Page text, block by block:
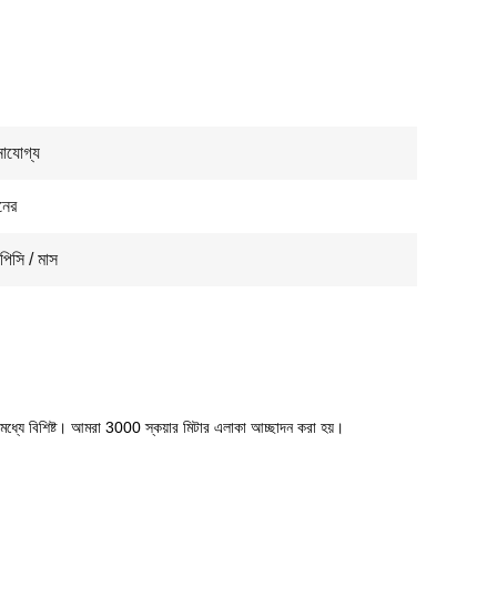
/ মাস
বিশিষ্ট। আমরা 3000 স্কয়ার মিটার এলাকা আচ্ছাদন করা হয়।